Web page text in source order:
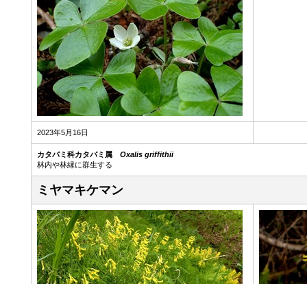
2023年5月16日
カタバミ科カタバミ属 Oxalis griffithii
林内や林縁に群生する
ミヤマキケマン